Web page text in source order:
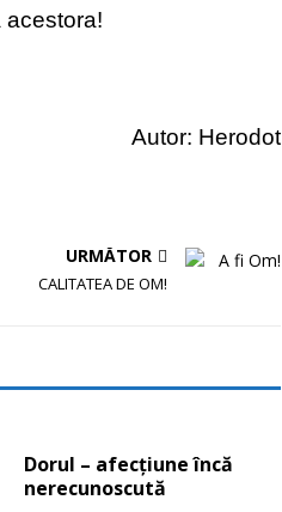
acestora!
Autor: Herodot
URMĂTOR
CALITATEA DE OM!
Dorul – afecțiune încă
nerecunoscută